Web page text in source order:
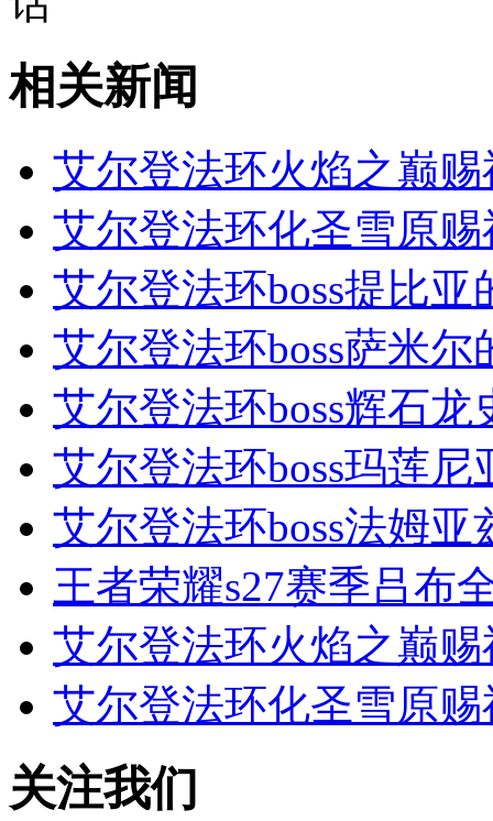
相关新闻
艾尔登法环火焰之巅
艾尔登法环化圣雪原
艾尔登法环boss提比
艾尔登法环boss萨米
艾尔登法环boss辉石
艾尔登法环boss玛莲
艾尔登法环boss法姆
王者荣耀s27赛季吕布
艾尔登法环火焰之巅
艾尔登法环化圣雪原
关注我们